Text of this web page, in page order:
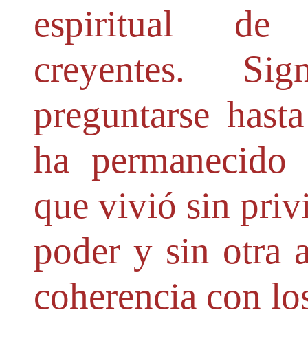
espiritual de
creyentes.
preguntarse
ha
que vivió sin
poder y sin otra
coherencia con